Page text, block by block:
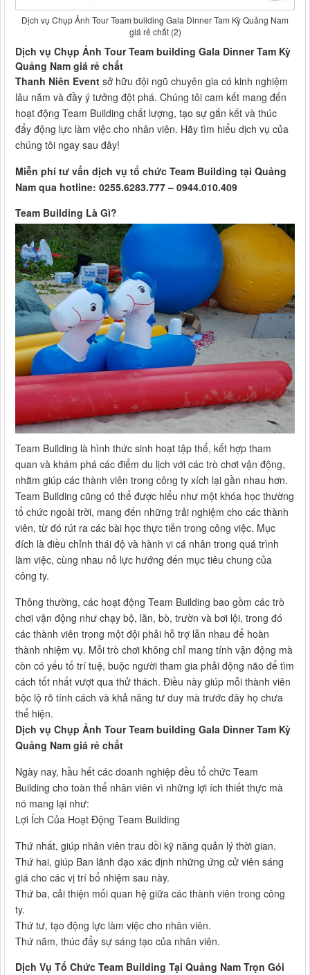
Dịch vụ Chụp Ảnh Tour Team building Gala Dinner Tam Kỳ Quảng Nam
giá rẻ chất (2)
Dịch vụ Chụp Ảnh Tour Team building Gala Dinner Tam Kỳ
Quảng Nam giá rẻ chất
Thanh Niên Event sở hữu đội ngũ chuyên gia có kinh nghiệm
lâu năm và đầy ý tưởng đột phá. Chúng tôi cam kết mang đến
hoạt động Team Building chất lượng, tạo sự gắn kết và thúc
đẩy động lực làm việc cho nhân viên. Hãy tìm hiểu dịch vụ của
chúng tôi ngay sau đây!
Miễn phí tư vấn dịch vụ tổ chức Team Building tại Quảng
Nam qua hotline: 0255.6283.777 – 0944.010.409
Team Building Là Gì?
Team Building là hình thức sinh hoạt tập thể, kết hợp tham
quan và khám phá các điểm du lịch với các trò chơi vận động,
nhằm giúp các thành viên trong công ty xích lại gần nhau hơn.
Team Building cũng có thể được hiểu như một khóa học thường
tổ chức ngoài trời, mang đến những trải nghiệm cho các thành
viên, từ đó rút ra các bài học thực tiễn trong công việc. Mục
đích là điều chỉnh thái độ và hành vi cá nhân trong quá trình
làm việc, cùng nhau nỗ lực hướng đến mục tiêu chung của
công ty.
Thông thường, các hoạt động Team Building bao gồm các trò
chơi vận động như chạy bộ, lăn, bò, trườn và bơi lội, trong đó
các thành viên trong một đội phải hỗ trợ lẫn nhau để hoàn
thành nhiệm vụ. Mỗi trò chơi không chỉ mang tính vận động mà
còn có yếu tố trí tuệ, buộc người tham gia phải động não để tìm
cách tốt nhất vượt qua thử thách. Điều này giúp mỗi thành viên
bộc lộ rõ tính cách và khả năng tư duy mà trước đây họ chưa
thể hiện.
Dịch vụ Chụp Ảnh Tour Team building Gala Dinner Tam Kỳ
Quảng Nam giá rẻ chất
Ngày nay, hầu hết các doanh nghiệp đều tổ chức Team
Building cho toàn thể nhân viên vì những lợi ích thiết thực mà
nó mang lại như:
Lợi Ích Của Hoạt Động Team Building
Thứ nhất, giúp nhân viên trau dồi kỹ năng quản lý thời gian.
Thứ hai, giúp Ban lãnh đạo xác định những ứng cử viên sáng
giá cho các vị trí bổ nhiệm sau này.
Thứ ba, cải thiện mối quan hệ giữa các thành viên trong công
ty.
Thứ tư, tạo động lực làm việc cho nhân viên.
Thứ năm, thúc đẩy sự sáng tạo của nhân viên.
Dịch Vụ Tổ Chức Team Building Tại Quảng Nam Trọn Gói